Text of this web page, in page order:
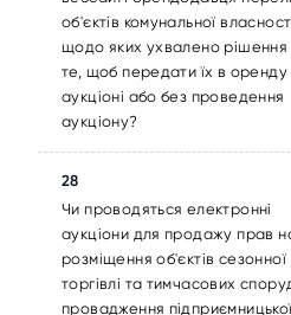
об'єктів комунальної
щодо яких ухвалено рішення
те, щоб передати їх в оренду
аукціоні або без проведення
аукціону?
28
Чи проводяться електронні
аукціони для продажу прав
розміщення об'єктів сезонної
торгівлі та тимчасових
провадження підприємницької